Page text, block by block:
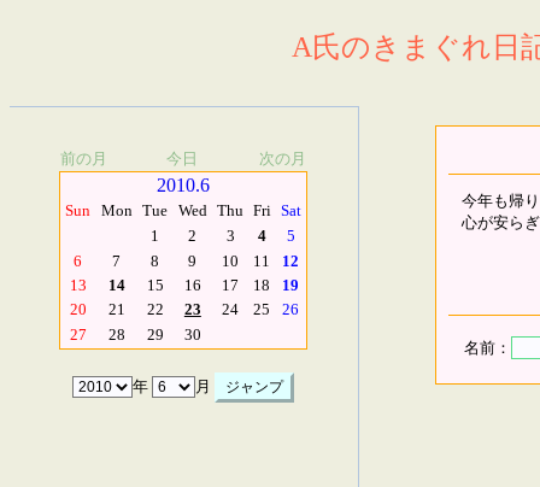
A氏のきまぐれ日
前の月 今日 次の月
2010.6
Sun Mon Tue Wed Thu Fri Sat
1
2 3 4
5
6
7 8 9 10 11
12
13
14 15 16 17 18
19
20
21 22 23 24 25
26
27
28 29 30
年 月
今年も帰
心が安ら
名前：